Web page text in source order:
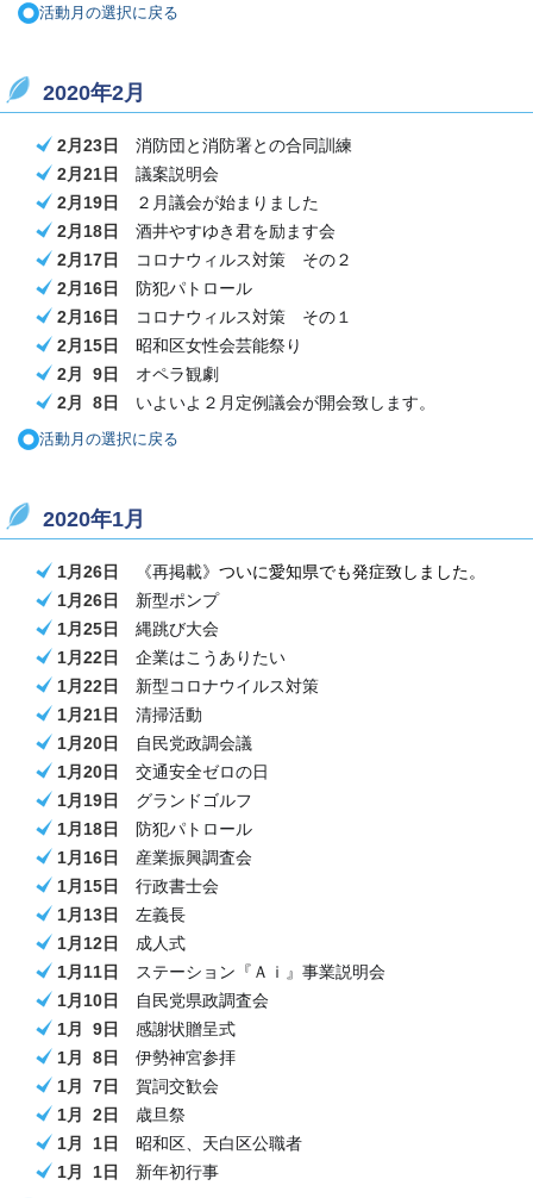
活動月の選択に戻る
2020年2月
2月23日 消防団と消防署との合同訓練
2月21日 議案説明会
2月19日
２月議会が始まりました
2月18日 酒井やすゆき君を励ます会
2月17日
コロナウィルス対策 その２
2月16日 防犯パトロール
2月16日
コロナウィルス対策 その１
2月15日 昭和区女性会芸能祭り
2月 9日 オペラ観劇
2月 8日 いよいよ２月定例議会が開会致します。
活動月の選択に戻る
2020年1月
1月26日 《再掲載》 ついに愛知県でも発症致しました。
1月26日 新型ポンプ
1月25日 縄跳び大会
1月22日 企業はこうありたい
1月22日 新型コロナウイルス対策
1月21日 清掃活動
1月20日
自民党政調会議
1月20日 交通安全ゼロの日
1月19日 グランドゴルフ
1月18日 防犯パトロール
1月16日 産業振興調査会
1月15日 行政書士会
1月13日 左義長
1月12日 成人式
1月11日
ステーション『Ａｉ』事業説明会
1月10日
自民党県政調査会
1月 9日 感謝状贈呈式
1月 8日 伊勢神宮参拝
1月 7日 賀詞交歓会
1月 2日 歳旦祭
1月 1日 昭和区、天白区公職者
1月 1日 新年初行事